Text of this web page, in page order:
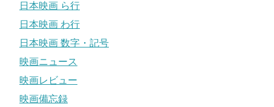
日本映画 ら行
日本映画 わ行
日本映画 数字・記号
映画ニュース
映画レビュー
映画備忘録